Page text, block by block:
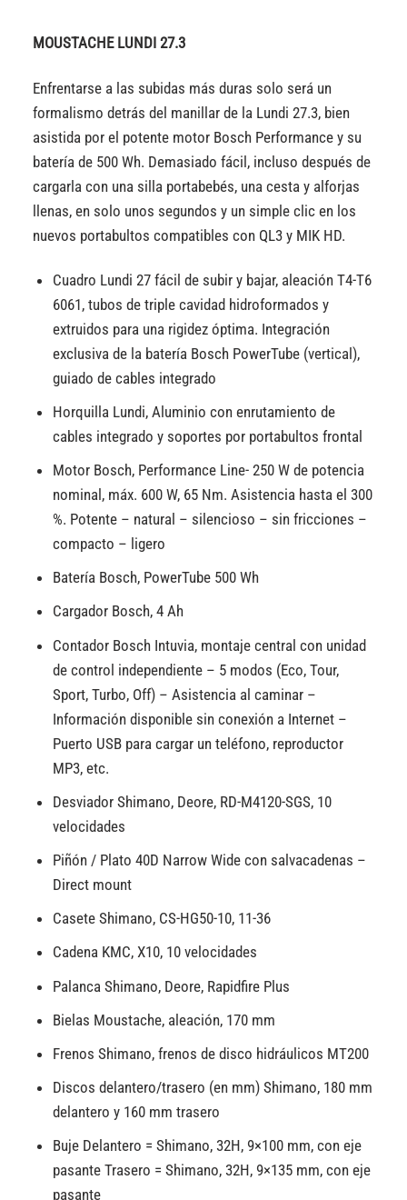
MOUSTACHE LUNDI 27.3
Enfrentarse a las subidas más duras solo será un
formalismo detrás del manillar de la Lundi 27.3, bien
asistida por el potente motor Bosch Performance y su
batería de 500 Wh. Demasiado fácil, incluso después de
cargarla con una silla portabebés, una cesta y alforjas
llenas, en solo unos segundos y un simple clic en los
nuevos portabultos compatibles con QL3 y MIK HD.
Cuadro Lundi 27 fácil de subir y bajar, aleación T4-T6
6061, tubos de triple cavidad hidroformados y
extruidos para una rigidez óptima. Integración
exclusiva de la batería Bosch PowerTube (vertical),
guiado de cables integrado
Horquilla Lundi, Aluminio con enrutamiento de
cables integrado y soportes por portabultos frontal
Motor Bosch, Performance Line- 250 W de potencia
nominal, máx. 600 W, 65 Nm. Asistencia hasta el 300
%. Potente – natural – silencioso – sin fricciones –
compacto – ligero
Batería Bosch, PowerTube 500 Wh
Cargador Bosch, 4 Ah
Contador Bosch Intuvia, montaje central con unidad
de control independiente – 5 modos (Eco, Tour,
Sport, Turbo, Off) – Asistencia al caminar –
Información disponible sin conexión a Internet –
Puerto USB para cargar un teléfono, reproductor
MP3, etc.
Desviador Shimano, Deore, RD-M4120-SGS, 10
velocidades
Piñón / Plato 40D Narrow Wide con salvacadenas –
Direct mount
Casete Shimano, CS-HG50-10, 11-36
Cadena KMC, X10, 10 velocidades
Palanca Shimano, Deore, Rapidfire Plus
Bielas Moustache, aleación, 170 mm
Frenos Shimano, frenos de disco hidráulicos MT200
Discos delantero/trasero (en mm) Shimano, 180 mm
delantero y 160 mm trasero
Buje Delantero = Shimano, 32H, 9×100 mm, con eje
pasante Trasero = Shimano, 32H, 9×135 mm, con eje
pasante